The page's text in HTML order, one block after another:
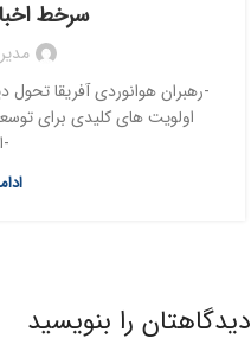
سرخط
-رهبران هوانوردی آفریقا تحول
اولویت های کلیدی برای
-
دیدگاهتان را بنویسید